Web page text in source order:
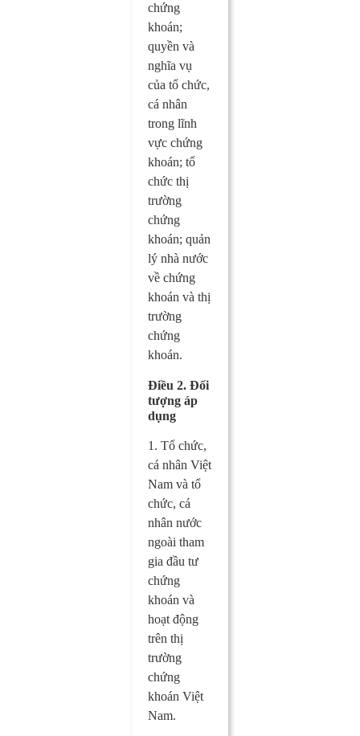
chứng
khoán;
quyền và
nghĩa vụ
của tổ chức,
cá nhân
trong lĩnh
vực chứng
khoán; tổ
chức thị
trường
chứng
khoán; quản
lý nhà nước
về chứng
khoán và thị
trường
chứng
khoán.
Điều 2. Đối
tượng áp
dụng
1. Tổ chức,
cá nhân Việt
Nam và tổ
chức, cá
nhân nước
ngoài tham
gia đầu tư
chứng
khoán và
hoạt động
trên thị
trường
chứng
khoán Việt
Nam.